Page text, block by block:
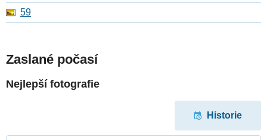
59
Zaslané počasí
Nejlepší fotografie
Historie